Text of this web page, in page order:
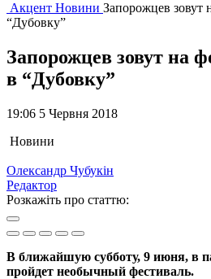
Акцент Новини Запорожцев зовут
“Дубовку”
Запорожцев зовут на
в “Дубовку”
19:06 5 Червня 2018
Новини
Олександр Чубукін
Редактор
Розкажіть про статтю:
В ближайшую субботу, 9 июня, в
пройдет необычный фестиваль.